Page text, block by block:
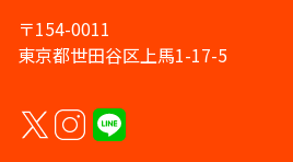
〒154-0011
東京都世田谷区上馬1-17-5